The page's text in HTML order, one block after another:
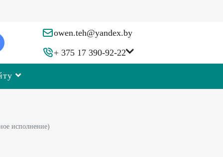
owen.teh@yandex.by
+ 375 17 390-92-22
исполнение)